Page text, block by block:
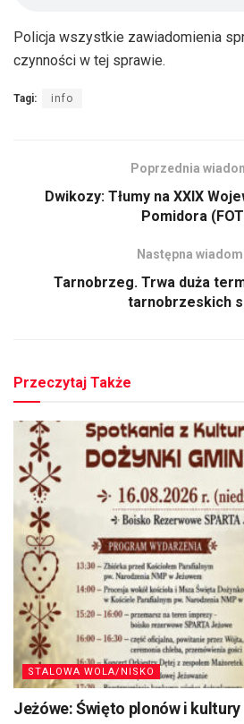
Policja wszystkie zawiadomienia
czynności w tej sprawie.
Tagi: info
Poprzednia
Dwikozy: Tłumy na XXIX
Pomidora
Następna
Tarnobrzeg. Trwa duża
tarnobrzeskich
Przeczytaj Także
STALOWA WOLA/NISKO
Jeżówe: Święto plonów i